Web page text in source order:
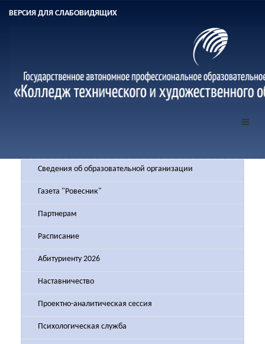
ВЕРСИЯ ДЛЯ СЛАБОВИДЯЩИХ
Сведения об образовательной организации
Газета "Ровесник"
Партнерам
Расписание
Абитуриенту 2026
Наставничество
Проектно-аналитическая сессия
Психологическая служба